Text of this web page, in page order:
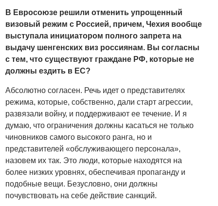
В Евросоюзе решили отменить упрощенный
визовый режим с Россией, причем, Чехия вообще
выступала инициатором полного запрета на
выдачу шенгенских виз россиянам. Вы согласны
с тем, что существуют граждане РФ, которые не
должны ездить в ЕС?
Абсолютно согласен. Речь идет о представителях
режима, которые, собственно, дали старт агрессии,
развязали войну, и поддерживают ее течение. И я
думаю, что ограничения должны касаться не только
чиновников самого высокого ранга, но и
представителей «обслуживающего персонала»,
назовем их так. Это люди, которые находятся на
более низких уровнях, обеспечивая пропаганду и
подобные вещи. Безусловно, они должны
почувствовать на себе действие санкций.